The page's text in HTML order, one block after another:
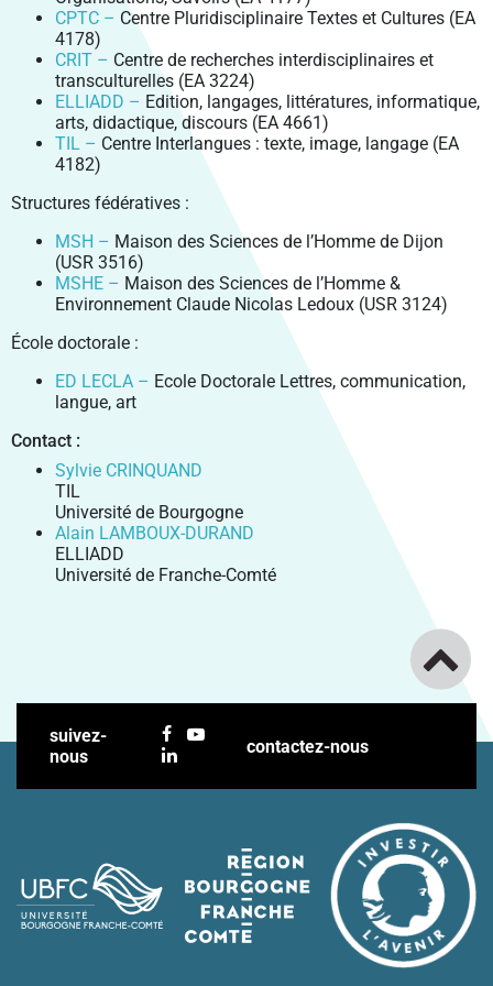
RECRUTEMENT DES ÉTABLISSEMENTS MEMBRES
PROJETS INTÉGRÉS
FELLOWS
MASTERS ISITE-BFC
COLLOQUE SCIENTIFIQUE ISITE-BFC
PÔLE SHS
PÔLE DGEP
PÔLE SV2TEA
POLYTECHNICUM
LABEX LIPSTIC
NCU RITM–BFC
PLATEFORME SMARTLIGHT
CALHIPSO
HARMI
PROSPECTIVES
PROJETS EUROPÉENS
PROJETS FEDER
SANTÉ PUBLIQUE BFC
PRODUCTIONS
CHARTE DE SIGNATURE SCIENTIFIQUE
PUBLICATIONS SCIENTIFIQUES
PRIX ET DISTINCTIONS
SCIENCE OUVERTE
OUVERTURE DES DONNÉES DE LA RECHERCHE :
DAT@UBFC
SCIENCE AVEC ET POUR LA SOCIÉTÉ
VALORISATION
PORTRAITS DE CHERCHEURS
ENVIRONNEMENTS-SANTÉ
CARNOT-PASTEUR
SCIENCES POUR L’INGÉNIEUR ET MICROTECHNIQUES
DROIT, GESTION, SCIENCES ÉCONOMIQUES ET POLITIQUES
LETTRES, COMMUNICATION, LANGUES, ART
SOCIÉTÉS, ESPACE, PRATIQUES, TEMPS
FORMATION CONTINUE
ENTREPRENEURIAT
ENTREPRENEURIAT ÉTUDIANT : PEPITE-BFC
ENTREPRENEURIAT ET DOCTORAT
INSERTION PROFESSIONNELLE
DOCTORAT ET CARRIÈRE PROFESSIONNELLE
RÉSEAU UBFC ALUMNI
CROUS BOURGOGNE – FRANCHE-COMTÉ
SIGNALER UNE SITUATION D’URGENCE
CONSTRUIRE LA VIE ÉTUDIANTE 2024-2029
VENIR À UBFC
PARTIR À L’ÉTRANGER
CONTACTS
CPTC – Centre Pluridisciplinaire Textes et Cultures (EA
4178)
CRIT – Centre de recherches interdisciplinaires et
transculturelles (EA 3224)
ELLIADD – Edition, langages, littératures, informatique,
arts, didactique, discours (EA 4661)
TIL – Centre Interlangues : texte, image, langage (EA
4182)
Structures fédératives :
MSH – Maison des Sciences de l’Homme de Dijon
(USR 3516)
MSHE – Maison des Sciences de l’Homme &
Environnement Claude Nicolas Ledoux (USR 3124)
École doctorale :
ED LECLA – Ecole Doctorale Lettres, communication,
langue, art
Contact :
Sylvie CRINQUAND
TIL
Université de Bourgogne
Alain LAMBOUX-DURAND
ELLIADD
Université de Franche-Comté
suivez-
nous
contactez-nous